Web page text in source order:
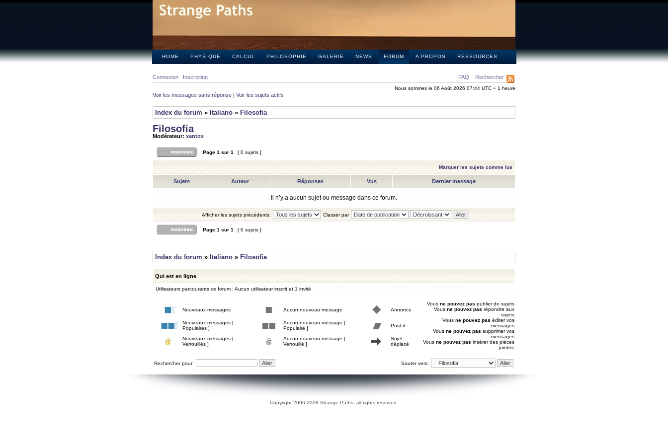
HOME PHYSIQUE CALCUL PHILOSOPHIE GALERIE NEWS FORUM A PROPOS RESSOURCES
FAQ Rechercher
Connexion Inscription
Nous sommes le 06 Août 2026 07:44 UTC + 1 heure
Voir les messages sans réponse | Voir les sujets actifs
Index du forum » Italiano » Filosofia
Filosofia
Modérateur: xantox
Page 1 sur 1 [ 0 sujets ]
Marquer les sujets comme lus
Sujets Auteur Réponses Vus Dernier message
Il n’y a aucun sujet ou message dans ce forum.
Afficher les sujets précédents: Classer par
Page 1 sur 1 [ 0 sujets ]
Index du forum » Italiano » Filosofia
Qui est en ligne
Utilisateurs parcourants ce forum : Aucun utilisateur inscrit et 1 invité
Nouveaux messages Aucun nouveau message Annonce
Nouveaux messages [
Populaires ]
Aucun nouveau message [
Populaire ]
Post-it
Nouveaux messages [
Verrouillés ]
Aucun nouveau message [
Verrouillé ]
Sujet
déplacé
Vous ne pouvez pas publier de sujets
Vous ne pouvez pas répondre aux
sujets
Vous ne pouvez pas éditer vos
messages
Vous ne pouvez pas supprimer vos
messages
Vous ne pouvez pas insérer des pièces
jointes
Rechercher pour: Sauter vers:
Copyright 2006-2008 Strange Paths, all rights reserved.